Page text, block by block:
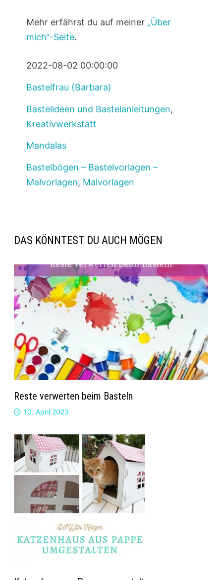
Mehr erfährst du auf meiner „Über
mich“-Seite.
2022-08-02 00:00:00
Bastelfrau (Barbara)
Bastelideen und Bastelanleitungen,
Kreativwerkstatt
Mandalas
Bastelbögen – Bastelvorlagen –
Malvorlagen, Malvorlagen
DAS KÖNNTEST DU AUCH MÖGEN
Reste verwerten beim Basteln
10. April 2023